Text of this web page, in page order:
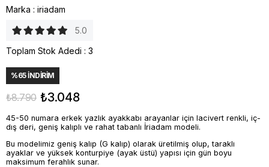
Marka : iriadam
5.0
Toplam Stok Adedi : 3
%65İNDIRIM
₺8.790 ₺3.048
45-50 numara erkek yazlık ayakkabı arayanlar için lacivert renkli, iç-
dış deri, geniş kalıplı ve rahat tabanlı İriadam modeli.
Bu modelimiz geniş kalıp (G kalıp) olarak üretilmiş olup, taraklı
ayaklar ve yüksek konturpiye (ayak üstü) yapısı için gün boyu
maksimum ferahlık sunar.